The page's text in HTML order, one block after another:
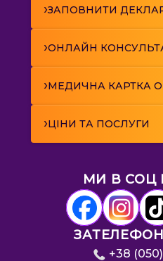
›ЗАПОВНИТИ
›ОНЛАЙН
›МЕДИЧНА КАРТКА
›ЦІНИ ТА ПОСЛУГИ
МИ В СОЦ
+38